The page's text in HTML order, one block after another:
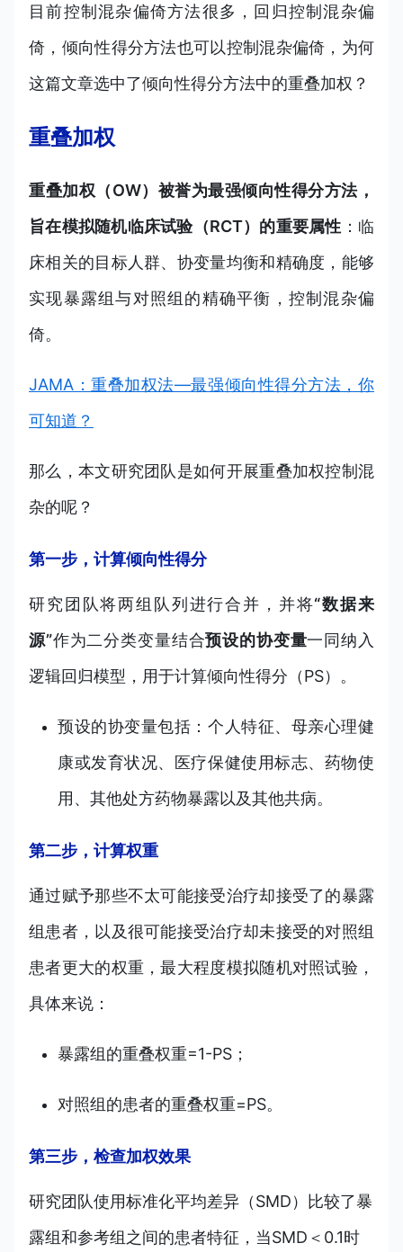
目前控制混杂偏倚方法很多，回归控制混杂偏
倚，倾向性得分方法也可以控制混杂偏倚，为何
这篇文章选中了倾向性得分方法中的重叠加权？
重叠加权
重叠加权（OW）被誉为最强倾向性得分方法，
旨在模拟随机临床试验（RCT）的重要属性 ：临
床相关的目标人群、协变量均衡和精确度，能够
实现暴露组与对照组的精确平衡，控制混杂偏
倚。
JAMA：重叠加权法—最强倾向性得分方法，你
可知道？
那么，本文研究团队是如何开展重叠加权控制混
杂的呢？
第一步，计算倾向性得分
研究团队将两组队列进行合并，并将“数据来
源”作为二分类变量结合预设的协变量一同纳入
逻辑回归模型，用于计算倾向性得分（PS）。
预设的协变量包括：个人特征、母亲心理健
康或发育状况、医疗保健使用标志、药物使
用、其他处方药物暴露以及其他共病。
第二步，计算权重
通过赋予那些不太可能接受治疗却接受了的暴露
组患者，以及很可能接受治疗却未接受的对照组
患者更大的权重，最大程度模拟随机对照试验，
具体来说：
暴露组的重叠权重=1-PS；
对照组的患者的重叠权重=PS。
第三步，检查加权效果
研究团队使用标准化平均差异（SMD）比较了暴
露组和参考组之间的患者特征，当SMD＜0.1时